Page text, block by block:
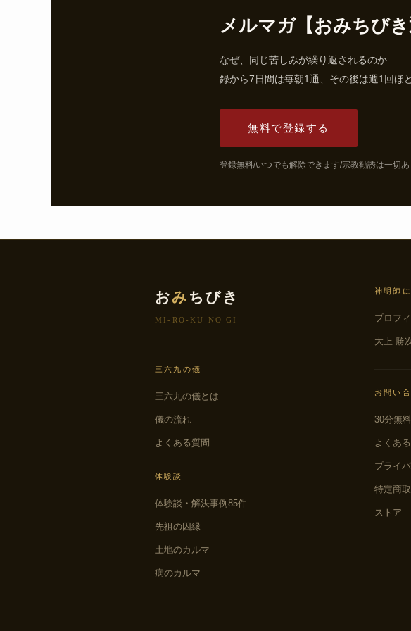
メルマガ【おみちびき
なぜ、同じ苦しみが繰り返されるのか——
録から7日間は毎朝1通、その後は週1回ほ
無料で登録する
登録無料/いつでも解除できます/宗教勧誘は一切
おみちびき
MI-RO-KU NO GI
三六九の儀
三六九の儀とは
儀の流れ
よくある質問
体験談
体験談・解決事例85件
先祖の因縁
土地のカルマ
病のカルマ
神明師
プロフ
大上 勝
お問い
30分無
よくあ
プライ
特定商
ストア